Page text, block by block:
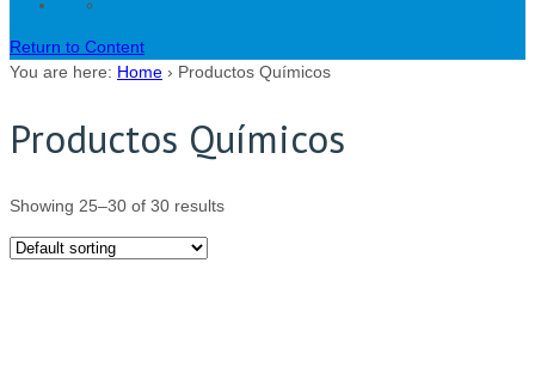
Return to Content
You are here: Home › Productos Químicos
Productos Químicos
Showing 25–30 of 30 results